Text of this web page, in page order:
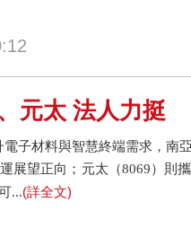
元太 法人力挺
電子材料與智慧終端需求，南
展望正向；元太（8069）則
...(詳全文)